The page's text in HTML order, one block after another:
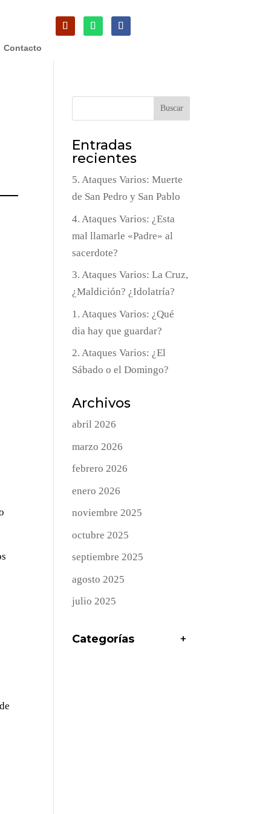
Contacto
Buscar
Entradas
recientes
5. Ataques Varios: Muerte
de San Pedro y San Pablo
4. Ataques Varios: ¿Esta
mal llamarle «Padre» al
sacerdote?
3. Ataques Varios: La Cruz,
¿Maldición? ¿Idolatría?
1. Ataques Varios: ¿Qué
dia hay que guardar?
2. Ataques Varios: ¿El
Sábado o el Domingo?
Archivos
abril 2026
marzo 2026
febrero 2026
enero 2026
noviembre 2025
octubre 2025
septiembre 2025
agosto 2025
julio 2025
Categorías +